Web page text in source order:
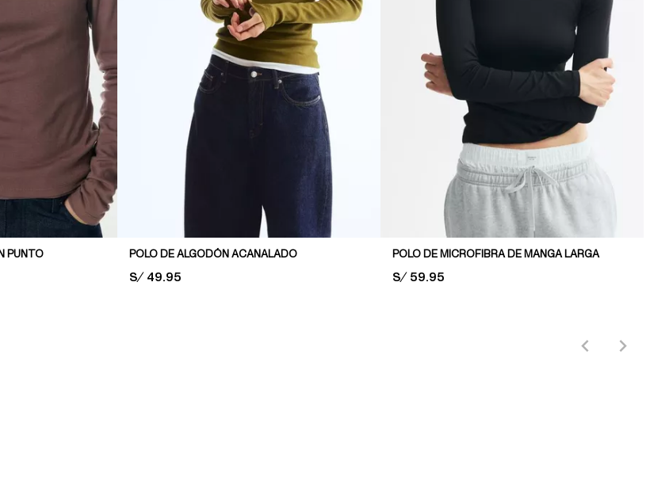
PUNTO POLO DE ALGODÓN ACANALADO
PRICE:
S/ 49.95
POLO DE MICROFIBRA DE MANGA LARGA
PRICE:
S/ 59.95